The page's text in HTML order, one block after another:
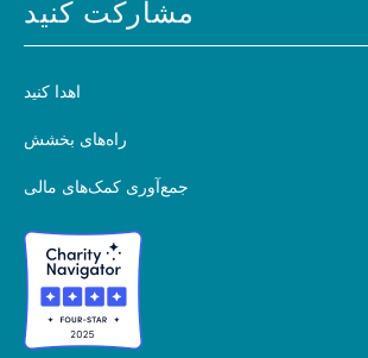
مشارکت کنید
اهدا کنید
راه‌های بخشش
جمع‌آوری کمک‌های مالی